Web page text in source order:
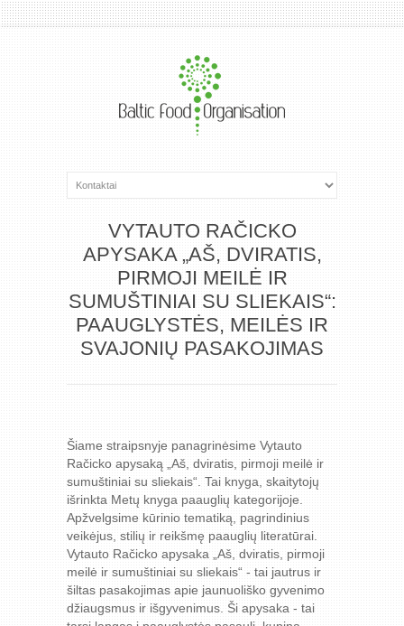
VYTAUTO RAČICKO
APYSAKA „AŠ, DVIRATIS,
PIRMOJI MEILĖ IR
SUMUŠTINIAI SU SLIEKAIS“:
PAAUGLYSTĖS, MEILĖS IR
SVAJONIŲ PASAKOJIMAS
Šiame straipsnyje panagrinėsime Vytauto
Račicko apysaką „Aš, dviratis, pirmoji meilė ir
sumuštiniai su sliekais“. Tai knyga, skaitytojų
išrinkta Metų knyga paauglių kategorijoje.
Apžvelgsime kūrinio tematiką, pagrindinius
veikėjus, stilių ir reikšmę paauglių literatūrai.
Vytauto Račicko apysaka „Aš, dviratis, pirmoji
meilė ir sumuštiniai su sliekais“ - tai jautrus ir
šiltas pasakojimas apie jaunuoliško gyvenimo
džiaugsmus ir išgyvenimus. Ši apysaka - tai